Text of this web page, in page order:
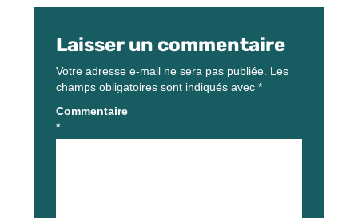
Laisser un commentaire
Votre adresse e-mail ne sera pas publiée. Les
champs obligatoires sont indiqués avec *
Commentaire
*